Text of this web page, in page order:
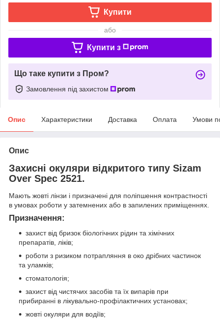
Купити
або
Купити з
Що таке купити з Пром?
Замовлення під захистом
Опис Характеристики Доставка Оплата Умови
Опис
Захисні окуляри відкритого типу Sizam
Over Spec 2521.
Мають жовті лінзи і призначені для поліпшення контрастності
в умовах роботи у затемнених або в запилених приміщеннях.
Призначення:
захист від бризок біологічних рідин та хімічних
препаратів, ліків;
роботи з ризиком потрапляння в око дрібних частинок
та уламків;
стоматологія;
захист від чистячих засобів та їх випарів при
прибиранні в лікувально-профілактичних установах;
жовті окуляри для водіїв;